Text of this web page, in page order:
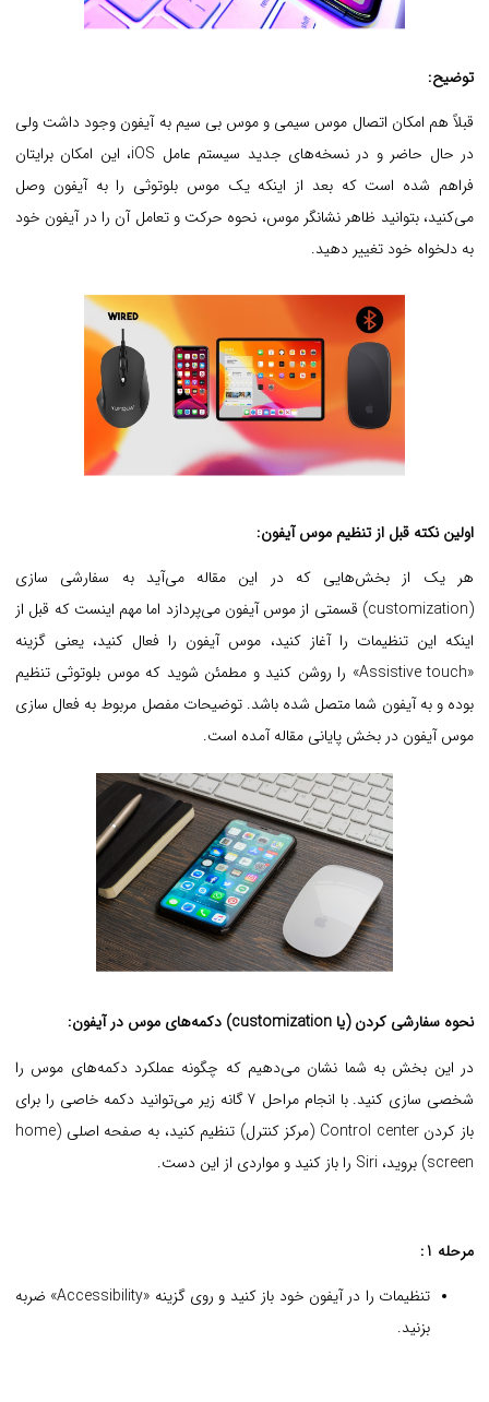
توضیح:
قبلاً هم امکان اتصال موس سیمی و موس بی سیم به آیفون وجود داشت ولی
در حال حاضر و در نسخه‌های جدید سیستم عامل iOS، این امکان برایتان
فراهم شده است که بعد از اینکه یک موس بلوتوثی را به آیفون وصل
می‌کنید، بتوانید ظاهر نشانگر موس، نحوه حرکت و تعامل آن را در آیفون خود
به دلخواه خود تغییر دهید.
اولین نکته قبل از تنظیم موس آیفون:
هر یک از بخش‌هایی که در این مقاله می‌آید به سفارشی سازی
(customization) قسمتی از موس آیفون می‌پردازد اما مهم اینست که قبل از
اینکه این تنظیمات را آغاز کنید، موس آیفون را فعال کنید، یعنی گزینه
«Assistive touch» را روشن کنید و مطمئن شوید که موس بلوتوثی تنظیم
بوده و به آیفون شما متصل شده باشد. توضیحات مفصل مربوط به فعال سازی
موس آیفون در بخش پایانی مقاله آمده است.
نحوه سفارشی کردن (یا customization) دکمه‌های موس در آیفون:
در این بخش به شما نشان می‌دهیم که چگونه عملکرد دکمه‌های موس را
شخصی سازی کنید. با انجام مراحل 7 گانه زیر می‌توانید دکمه خاصی را برای
باز کردن Control center (مرکز کنترل) تنظیم کنید، به صفحه اصلی (home
screen) بروید، Siri را باز کنید و مواردی از این دست.
مرحله 1:
تنظیمات را در آیفون خود باز کنید و روی گزینه «Accessibility» ضربه
بزنید.